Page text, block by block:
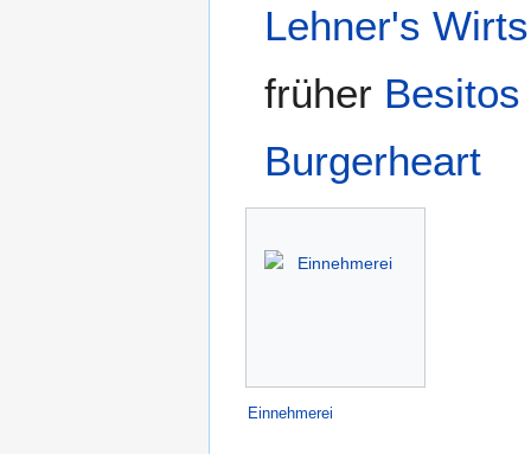
Lehner's
früher Besitos
Burgerheart
Einnehmerei